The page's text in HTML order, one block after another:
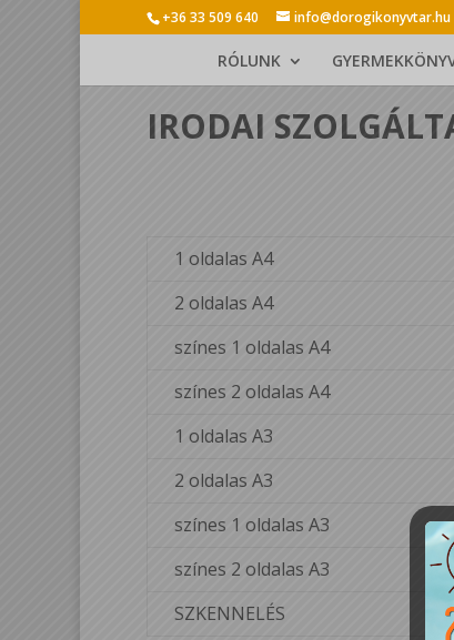
+36 33 509 640 info@dorogikonyvtar.hu
RÓLUNK
IRODAI
1 oldalas A4
2 oldalas A4
színes 1 oldalas A4
színes 2 oldalas A4
1 oldalas A3
2 oldalas A3
színes 1 oldalas A3
színes 2 oldalas A3
SZKENNELÉS